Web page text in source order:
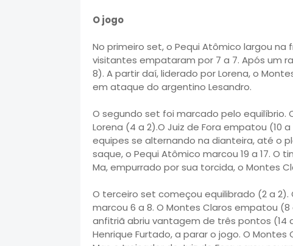
O jogo
No primeiro set, o Pequi Atômico largou na
visitantes empataram por 7 a 7. Após um
8). A partir daí, liderado por Lorena, o
em ataque do argentino Lesandro.
O segundo set foi marcado pelo
Lorena (4 a 2).O Juiz de Fora empatou (10
equipes se alternando na dianteira, até o
saque, o Pequi Atômico marcou 19 a 17. O
Ma, empurrado por sua torcida, o Montes
O terceiro set começou equilibrado (2 a 2).
marcou 6 a 8. O Montes Claros empatou (8
anfitriã abriu vantagem de três pontos (14
Henrique Furtado, a parar o jogo. O